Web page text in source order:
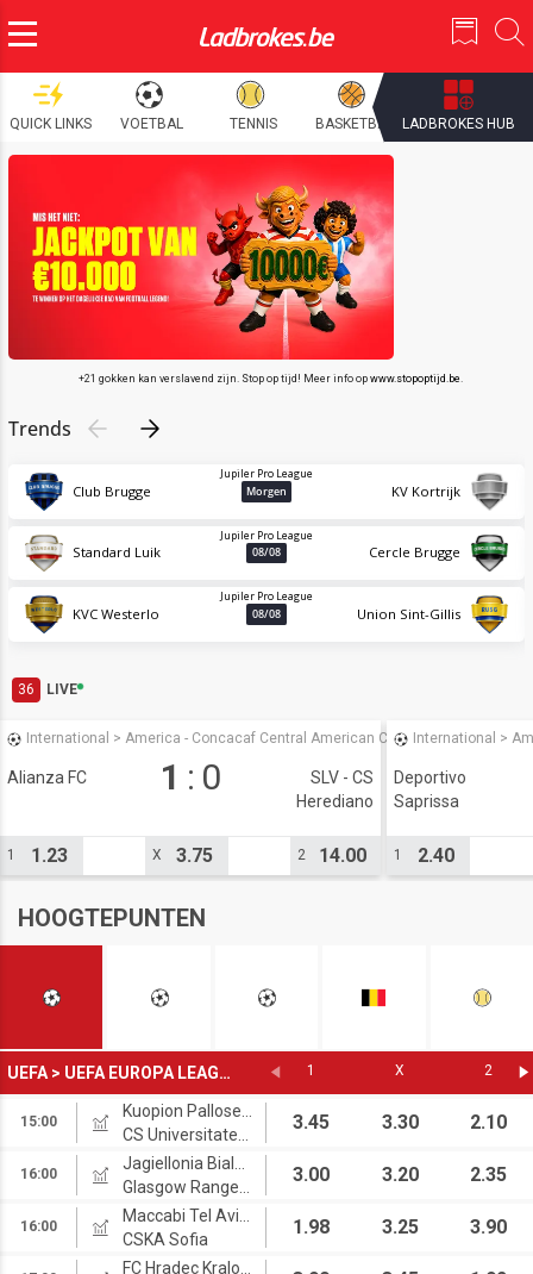
QUICK LINKS VOETBAL TENNIS BASKETBAL WIELRENNEN
LADBROKES HUB
+21 gokken kan verslavend zijn. Stop op tijd! Meer info op www.stopoptijd.be.
Trends
Club Brugge
Jupiler Pro League
Morgen
KV Kortrijk
Standard Luik
Jupiler Pro League
08/08
Cercle Brugge
KVC Westerlo
Jupiler Pro League
08/08
Union Sint-Gillis
36 LIVE
International > America - Concacaf Central American Cup 73'
Alianza FC 1 : 0
SLV - CS
Herediano
1 1.23 X 3.75 2 14.00
International >
Deportivo
Saprissa
1 2.40
HOOGTEPUNTEN
UEFA > UEFA EUROPA LEAGUE 1 X 2
15:00
16:00
16:00
CSKA Sofia
3.45 3.30 2.10
3.00 3.20 2.35
1.98 3.25 3.90